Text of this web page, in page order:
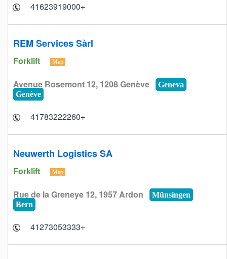
+41623919000
REM Services Sàrl
Forklift Map
Avenue Rosemont 12, 1208 Genève
Geneva
Genève
+41783222260
Neuwerth Logistics SA
Forklift Map
Rue de la Greneye 12, 1957 Ardon
Münsingen
Bern
+41273053333